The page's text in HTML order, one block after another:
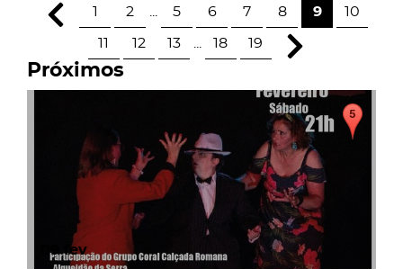
1 2 5 6 7 8 9 10
11 12 13 18 19
Próximos
09 fev